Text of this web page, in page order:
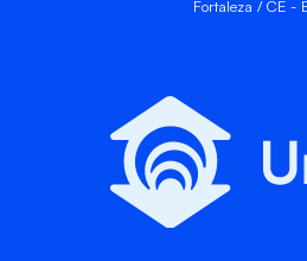
Fortaleza / CE -